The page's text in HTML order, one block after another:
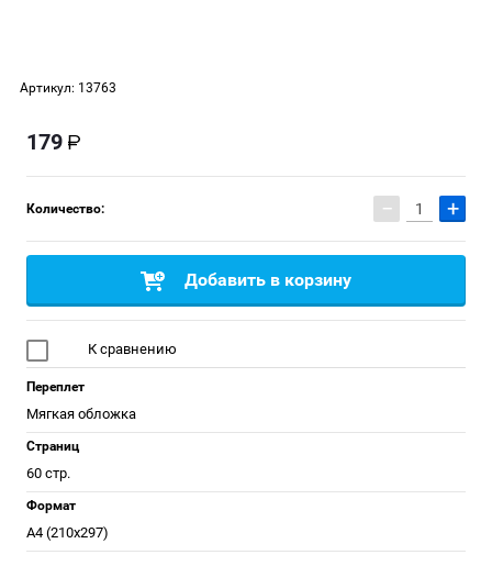
Артикул: 13763
179
Количество: − +
Добавить в корзину
К сравнению
Переплет
Мягкая обложка
Страниц
60 стр.
Формат
А4 (210x297)